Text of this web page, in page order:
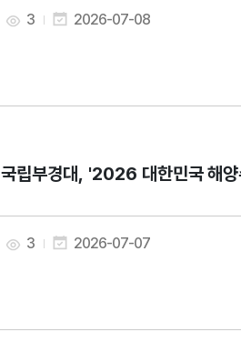
3 2026-07-08
국립부경대, '2026 대한민국 해
3 2026-07-07